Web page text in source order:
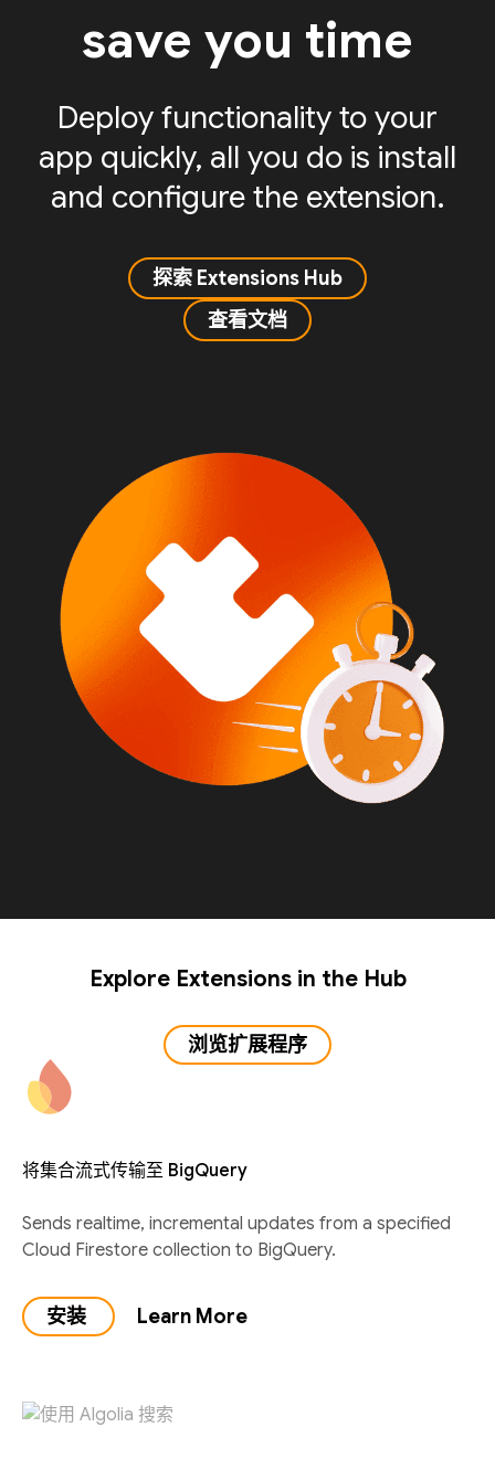
save you time
Deploy functionality to your
app quickly, all you do is install
and configure the extension.
探索 Extensions Hub
查看文档
Explore Extensions in the Hub
浏览扩展程序
将集合流式传输至 BigQuery
Sends realtime, incremental updates from a specified
Cloud Firestore collection to BigQuery.
安装 Learn More